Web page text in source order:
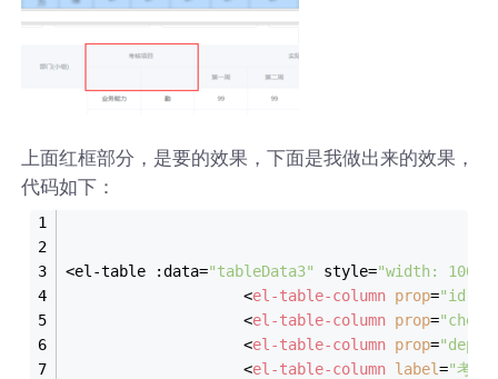
上面红框部分，是要的效果，下面是我做出来的效果，
代码如下：
<el-table :data="tableData3" style="width: 100%"
<el-table-column prop="id"
<el-table-column prop=
<el-table-column prop=
<el-table-column label="考核